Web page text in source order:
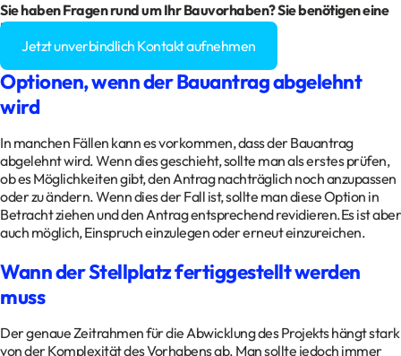
Sie haben Fragen rund um Ihr Bauvorhaben? Sie benötigen eine
Baugenehmigung?
Jetzt unverbindlich Kontakt aufnehmen
Optionen, wenn der Bauantrag abgelehnt
wird
In manchen Fällen kann es vorkommen, dass der Bauantrag
abgelehnt wird. Wenn dies geschieht, sollte man als erstes prüfen,
ob es Möglichkeiten gibt, den Antrag nachträglich noch anzupassen
oder zu ändern. Wenn dies der Fall ist, sollte man diese Option in
Betracht ziehen und den Antrag entsprechend revidieren.Es ist aber
auch möglich, Einspruch einzulegen oder erneut einzureichen.
Wann der Stellplatz fertiggestellt werden
muss
Der genaue Zeitrahmen für die Abwicklung des Projekts hängt stark
von der Komplexität des Vorhabens ab. Man sollte jedoch immer